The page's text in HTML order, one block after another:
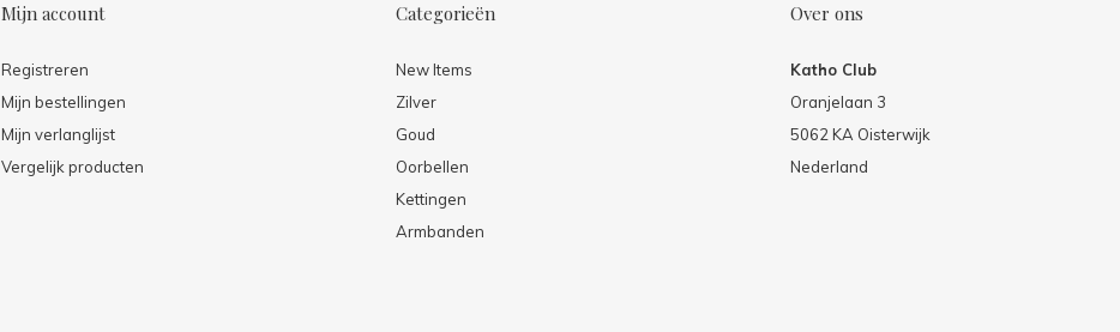
Mijn account
Registreren
Mijn bestellingen
Mijn verlanglijst
Vergelijk producten
Categorieën
New Items
Zilver
Goud
Oorbellen
Kettingen
Armbanden
Over ons
Katho Club
Oranjelaan 3
5062 KA Oisterwijk
Nederland